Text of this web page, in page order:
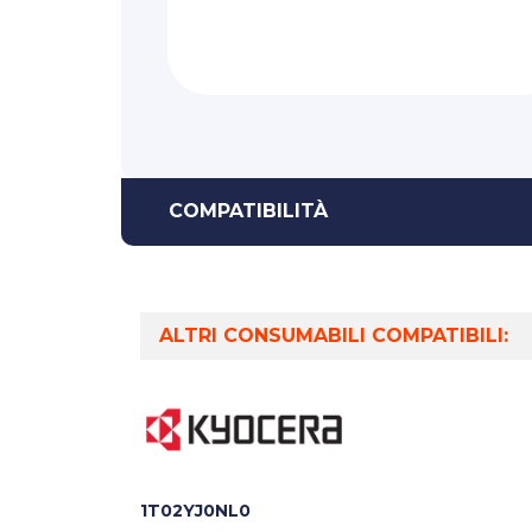
COMPATIBILITÀ
ALTRI CONSUMABILI COMPATIBILI:
1T02YJ0NL0